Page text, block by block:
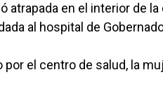
atrapada en el interior de
al hospital de
el centro de salud, la